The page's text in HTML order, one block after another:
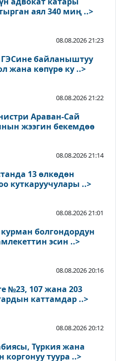
тааныштырган аял 340 миң ..>
08.08.2026 21:23
ГЭСине байланыштуу
жана көпүрө ку ..>
08.08.2026 21:22
Араван-Сай
жээгин бекемдөө
08.08.2026 21:14
13 өлкөдөн
келген тоо куткаруучулары ..>
08.08.2026 21:01
болгондордун
эсин ..>
08.08.2026 20:16
№23, 107 жана 203
каттамдар ..>
08.08.2026 20:12
Түркия жана
коргонуу туура ..>